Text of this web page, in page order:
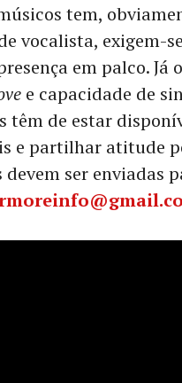
tem,
vocalista, exigem-
em palco.
e capacidade de
têm de estar
e partilhar atitude
ser enviadas